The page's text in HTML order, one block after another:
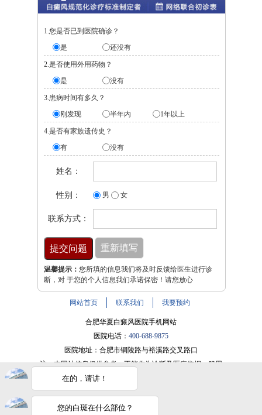
1.您是否已到医院确诊？
是
还没有
2.是否使用外用药物？
是
没有
3.患病时间有多久？
刚发现
半年内 1年以上
4.是否有家族遗传史？
有
没有
姓名：
性别： 男 女
联系方式：
温馨提示： 您所填的信息我们将及时反馈给医生进行诊
断，对 于您的个人信息我们承诺保密！请您放心
网站首页 联系我们 我要预约
合肥华夏白癜风医院手机网站
医院电话： 400-688-9875
医院地址：合肥市铜陵路与裕溪路交叉路口
注：本网站信息仅供参考，不能作为诊断及医疗依据，服用
药物或进行治疗时请遵医嘱。如有转载或引用文章涉及版权
问题，请与我们联系。
皖ICP备16014022号-9
在的，请讲！
您的白斑在什么部位？